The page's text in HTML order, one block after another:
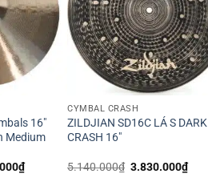
16″
Medium
₫Giá
hiện
CYMBAL CRASH
ZILDJIAN SD16C LÁ S DARK
CRASH 16″
5.140.000₫ Giá
3.830.000₫Giá
hiện